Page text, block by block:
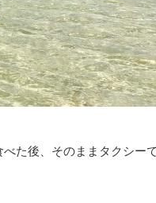
た後、そのままタクシー